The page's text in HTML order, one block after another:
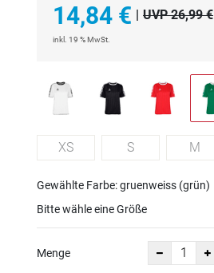
14,84 € UVP 26,99 €
inkl. 19 % MwSt.
XS S M
Gewählte Farbe: gruenweiss (grün)
Bitte wähle eine Größe
Menge